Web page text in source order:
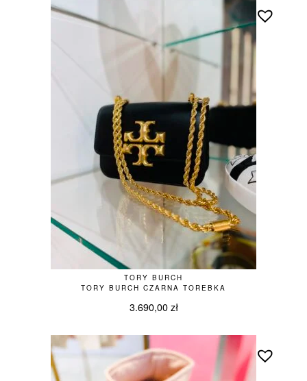
TORY BURCH
TORY BURCH CZARNA TOREBKA
3.690,00 zł